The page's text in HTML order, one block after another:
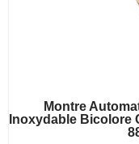
Montre
Inoxydable Bicolore